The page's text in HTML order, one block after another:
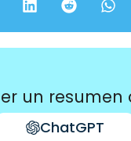
un resumen
ChatGPT